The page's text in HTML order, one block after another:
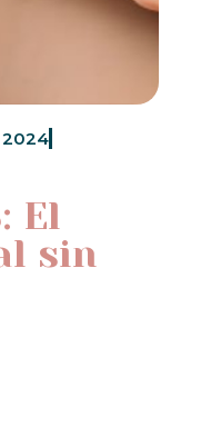
2024
El
sin